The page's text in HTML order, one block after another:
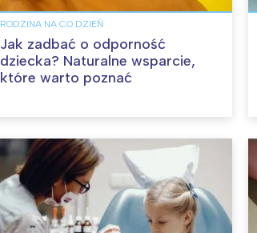
RODZINA NA CO DZIEŃ
Jak zadbać o odporność
dziecka? Naturalne wsparcie,
które warto poznać